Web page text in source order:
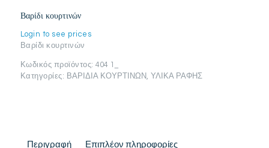
Βαρίδι κουρτινών
Login to see prices
Βαρίδι κουρτινών
Κωδικός προϊόντος:404 1_
Κατηγορίες: ΒΑΡΙΔΙΑ ΚΟΥΡΤΙΝΩΝ, ΥΛΙΚΑ ΡΑΦΗΣ
Περιγραφή Επιπλέον πληροφορίες